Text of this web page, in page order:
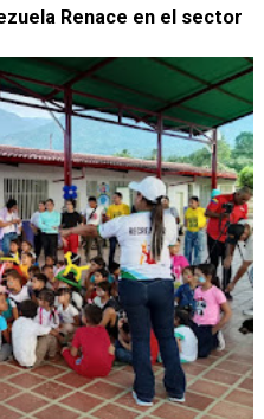
Renace en el sector